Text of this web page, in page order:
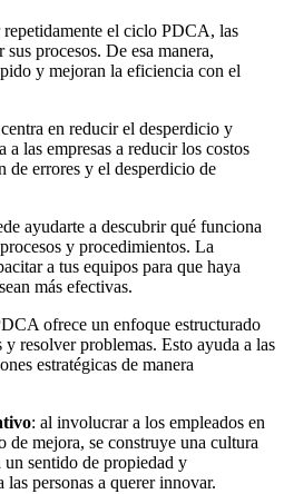
repetidamente el ciclo PDCA, las
procesos. De esa manera,
y mejoran la eficiencia con el
en reducir el desperdicio y
las empresas a reducir los costos
de errores y el desperdicio de
ayudarte a descubrir qué funciona
y procedimientos. La
a tus equipos para que haya
más efectivas.
ofrece un enfoque estructurado
resolver problemas. Esto ayuda a las
estratégicas de manera
: al involucrar a los empleados en
de mejora, se construye una cultura
sentido de propiedad y
personas a querer innovar.